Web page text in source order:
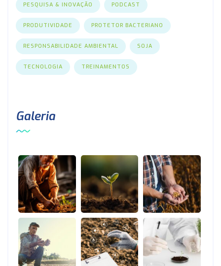
PESQUISA & INOVAÇÃO PODCAST
PRODUTIVIDADE PROTETOR BACTERIANO
RESPONSABILIDADE AMBIENTAL SOJA
TECNOLOGIA TREINAMENTOS
Galeria